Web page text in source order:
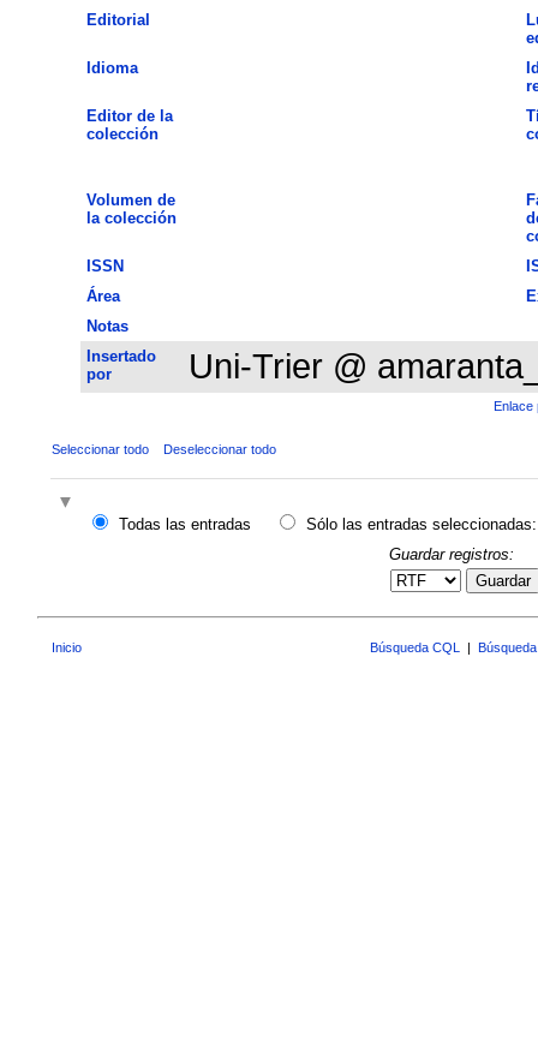
Editorial
Idioma
Editor de la
colección
Volumen de
la colección
ISSN
Área
Notas
Insertado
por
Uni-Trier @
Enlace
Seleccionar todo Deseleccionar todo
Todas las entradas
Sólo las entradas seleccionadas:
Guardar registros:
Guardar
Inicio Búsqueda CQL